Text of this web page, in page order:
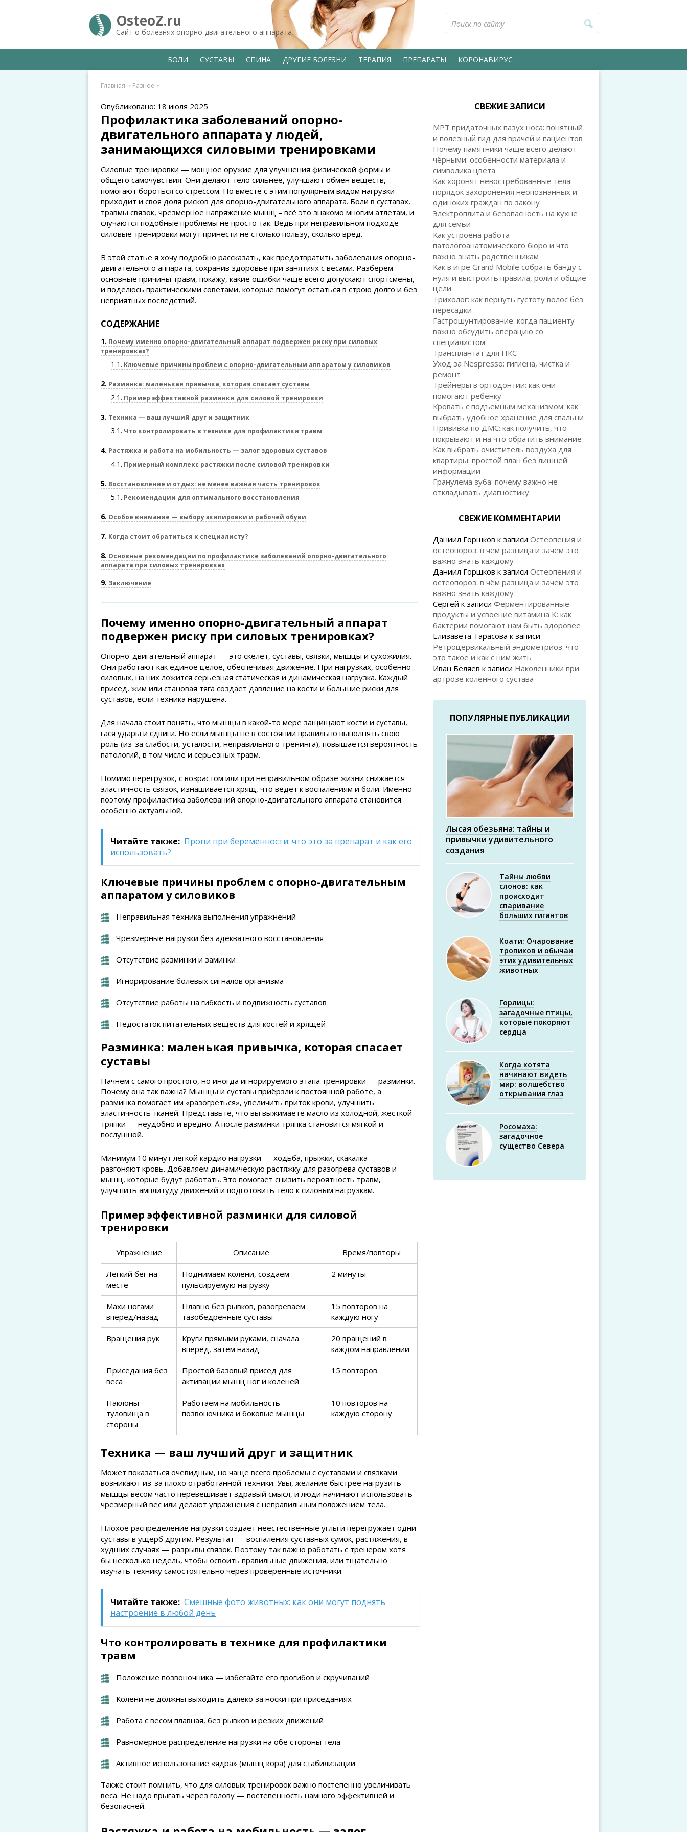
OsteoZ.ru
Сайт о болезнях опорно-двигательного аппарата
БОЛИ СУСТАВЫ СПИНА ДРУГИЕ БОЛЕЗНИ ТЕРАПИЯ ПРЕПАРАТЫ КОРОНАВИРУС
Главная Разное
Опубликовано: 18 июля 2025
Профилактика заболеваний опорно-
двигательного аппарата у людей,
занимающихся силовыми тренировками
Силовые тренировки — мощное оружие для улучшения физической формы и
общего самочувствия. Они делают тело сильнее, улучшают обмен веществ,
помогают бороться со стрессом. Но вместе с этим популярным видом нагрузки
приходит и своя доля рисков для опорно-двигательного аппарата. Боли в суставах,
травмы связок, чрезмерное напряжение мышц – всё это знакомо многим атлетам, и
случаются подобные проблемы не просто так. Ведь при неправильном подходе
силовые тренировки могут принести не столько пользу, сколько вред.
В этой статье я хочу подробно рассказать, как предотвратить заболевания опорно-
двигательного аппарата, сохранив здоровье при занятиях с весами. Разберём
основные причины травм, покажу, какие ошибки чаще всего допускают спортсмены,
и поделюсь практическими советами, которые помогут остаться в строю долго и без
неприятных последствий.
СОДЕРЖАНИЕ
1 Почему именно опорно-двигательный аппарат подвержен риску при силовых
тренировках?
1.1 Ключевые причины проблем с опорно-двигательным аппаратом у силовиков
2 Разминка: маленькая привычка, которая спасает суставы
2.1 Пример эффективной разминки для силовой тренировки
3 Техника — ваш лучший друг и защитник
3.1 Что контролировать в технике для профилактики травм
4 Растяжка и работа на мобильность — залог здоровых суставов
4.1 Примерный комплекс растяжки после силовой тренировки
5 Восстановление и отдых: не менее важная часть тренировок
5.1 Рекомендации для оптимального восстановления
6 Особое внимание — выбору экипировки и рабочей обуви
7 Когда стоит обратиться к специалисту?
8 Основные рекомендации по профилактике заболеваний опорно-двигательного
аппарата при силовых тренировках
9 Заключение
Почему именно опорно-двигательный аппарат
подвержен риску при силовых тренировках?
Опорно-двигательный аппарат — это скелет, суставы, связки, мышцы и сухожилия.
Они работают как единое целое, обеспечивая движение. При нагрузках, особенно
силовых, на них ложится серьезная статическая и динамическая нагрузка. Каждый
присед, жим или становая тяга создаёт давление на кости и большие риски для
суставов, если техника нарушена.
Для начала стоит понять, что мышцы в какой-то мере защищают кости и суставы,
гася удары и сдвиги. Но если мышцы не в состоянии правильно выполнять свою
роль (из-за слабости, усталости, неправильного тренинга), повышается вероятность
патологий, в том числе и серьезных травм.
Помимо перегрузок, с возрастом или при неправильном образе жизни снижается
эластичность связок, изнашивается хрящ, что ведёт к воспалениям и боли. Именно
поэтому профилактика заболеваний опорно-двигательного аппарата становится
особенно актуальной.
Читайте также: Пропи при беременности: что это за препарат и как его
использовать?
Ключевые причины проблем с опорно-двигательным
аппаратом у силовиков
Неправильная техника выполнения упражнений
Чрезмерные нагрузки без адекватного восстановления
Отсутствие разминки и заминки
Игнорирование болевых сигналов организма
Отсутствие работы на гибкость и подвижность суставов
Недостаток питательных веществ для костей и хрящей
Разминка: маленькая привычка, которая спасает
суставы
Начнём с самого простого, но иногда игнорируемого этапа тренировки — разминки.
Почему она так важна? Мышцы и суставы приёрзли к постоянной работе, а
разминка помогает им «разогреться», увеличить приток крови, улучшить
эластичность тканей. Представьте, что вы выжимаете масло из холодной, жёсткой
тряпки — неудобно и вредно. А после разминки тряпка становится мягкой и
послушной.
Минимум 10 минут легкой кардио нагрузки — ходьба, прыжки, скакалка —
разгоняют кровь. Добавляем динамическую растяжку для разогрева суставов и
мышц, которые будут работать. Это помогает снизить вероятность травм,
улучшить амплитуду движений и подготовить тело к силовым нагрузкам.
Пример эффективной разминки для силовой
тренировки
Упражнение Описание Время/повторы
Легкий бег на
месте
Поднимаем колени, создаём
пульсируемую нагрузку
2 минуты
Махи ногами
вперёд/назад
Плавно без рывков, разогреваем
тазобедренные суставы
15 повторов на
каждую ногу
Вращения рук
Круги прямыми руками, сначала
вперёд, затем назад
20 вращений в
каждом направлении
Приседания без
веса
Простой базовый присед для
активации мышц ног и коленей
15 повторов
Наклоны
туловища в
стороны
Работаем на мобильность
позвоночника и боковые мышцы
10 повторов на
каждую сторону
Техника — ваш лучший друг и защитник
Может показаться очевидным, но чаще всего проблемы с суставами и связками
возникают из-за плохо отработанной техники. Увы, желание быстрее нагрузить
мышцы весом часто перевешивает здравый смысл, и люди начинают использовать
чрезмерный вес или делают упражнения с неправильным положением тела.
Плохое распределение нагрузки создаёт неестественные углы и перегружает одни
суставы в ущерб другим. Результат — воспаления суставных сумок, растяжения, в
худших случаях — разрывы связок. Поэтому так важно работать с тренером хотя
бы несколько недель, чтобы освоить правильные движения, или тщательно
изучать технику самостоятельно через проверенные источники.
Читайте также: Смешные фото животных: как они могут поднять
настроение в любой день
Что контролировать в технике для профилактики
травм
Положение позвоночника — избегайте его прогибов и скручиваний
Колени не должны выходить далеко за носки при приседаниях
Работа с весом плавная, без рывков и резких движений
Равномерное распределение нагрузки на обе стороны тела
Активное использование «ядра» (мышц кора) для стабилизации
Также стоит помнить, что для силовых тренировок важно постепенно увеличивать
веса. Не надо прыгать через голову — постепенность намного эффективней и
безопасней.
СВЕЖИЕ ЗАПИСИ
МРТ придаточных пазух носа: понятный
и полезный гид для врачей и пациентов
Почему памятники чаще всего делают
чёрными: особенности материала и
символика цвета
Как хоронят невостребованные тела:
порядок захоронения неопознанных и
одиноких граждан по закону
Электроплита и безопасность на кухне
для семьи
Как устроена работа
патологоанатомического бюро и что
важно знать родственникам
Как в игре Grand Mobile собрать банду с
нуля и выстроить правила, роли и общие
цели
Трихолог: как вернуть густоту волос без
пересадки
Гастрошунтирование: когда пациенту
важно обсудить операцию со
специалистом
Трансплантат для ПКС
Уход за Nespresso: гигиена, чистка и
ремонт
Трейнеры в ортодонтии: как они
помогают ребенку
Кровать с подъемным механизмом: как
выбрать удобное хранение для спальни
Прививка по ДМС: как получить, что
покрывают и на что обратить внимание
Как выбрать очиститель воздуха для
квартиры: простой план без лишней
информации
Гранулема зуба: почему важно не
откладывать диагностику
СВЕЖИЕ КОММЕНТАРИИ
Даниил Горшков к записи Остеопения и
остеопороз: в чём разница и зачем это
важно знать каждому
Даниил Горшков к записи Остеопения и
остеопороз: в чём разница и зачем это
важно знать каждому
Сергей к записи Ферментированные
продукты и усвоение витамина K: как
бактерии помогают нам быть здоровее
Елизавета Тарасова к записи
Ретроцервикальный эндометриоз: что
это такое и как с ним жить
Иван Беляев к записи Наколенники при
артрозе коленного сустава
ПОПУЛЯРНЫЕ ПУБЛИКАЦИИ
Лысая обезьяна: тайны и
привычки удивительного
создания
Тайны любви
слонов: как
происходит
спаривание
больших гигантов
Коати: Очарование
тропиков и обычаи
этих удивительных
животных
Горлицы:
загадочные птицы,
которые покоряют
сердца
Когда котята
начинают видеть
мир: волшебство
открывания глаз
Росомаха:
загадочное
существо Севера